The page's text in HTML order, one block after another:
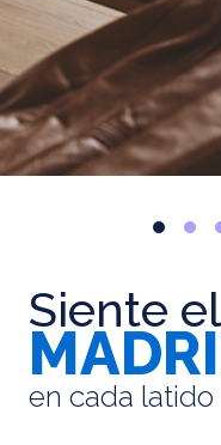
Siente el
en cada latido